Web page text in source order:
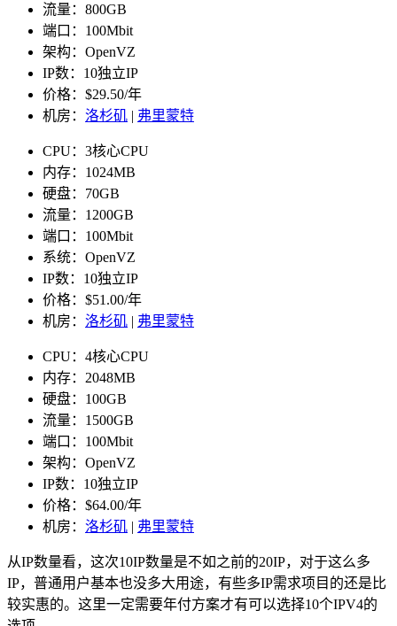
流量：800GB
端口：100Mbit
架构：OpenVZ
IP数：10独立IP
价格：$29.50/年
机房： 洛杉矶 | 弗里蒙特
CPU：3核心CPU
内存：1024MB
硬盘：70GB
流量：1200GB
端口：100Mbit
系统：OpenVZ
IP数：10独立IP
价格：$51.00/年
机房： 洛杉矶 | 弗里蒙特
CPU：4核心CPU
内存：2048MB
硬盘：100GB
流量：1500GB
端口：100Mbit
架构：OpenVZ
IP数：10独立IP
价格：$64.00/年
机房： 洛杉矶 | 弗里蒙特
从IP数量看，这次10IP数量是不如之前的20IP，对于这么多
IP，普通用户基本也没多大用途，有些多IP需求项目的还是比
较实惠的。这里一定需要年付方案才有可以选择10个IPV4的